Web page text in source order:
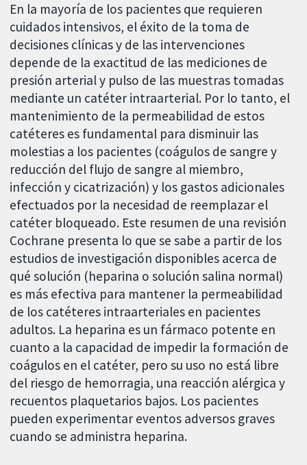
En la mayoría de los pacientes que requieren
cuidados intensivos, el éxito de la toma de
decisiones clínicas y de las intervenciones
depende de la exactitud de las mediciones de
presión arterial y pulso de las muestras tomadas
mediante un catéter intraarterial. Por lo tanto, el
mantenimiento de la permeabilidad de estos
catéteres es fundamental para disminuir las
molestias a los pacientes (coágulos de sangre y
reducción del flujo de sangre al miembro,
infección y cicatrización) y los gastos adicionales
efectuados por la necesidad de reemplazar el
catéter bloqueado. Este resumen de una revisión
Cochrane presenta lo que se sabe a partir de los
estudios de investigación disponibles acerca de
qué solución (heparina o solución salina normal)
es más efectiva para mantener la permeabilidad
de los catéteres intraarteriales en pacientes
adultos. La heparina es un fármaco potente en
cuanto a la capacidad de impedir la formación de
coágulos en el catéter, pero su uso no está libre
del riesgo de hemorragia, una reacción alérgica y
recuentos plaquetarios bajos. Los pacientes
pueden experimentar eventos adversos graves
cuando se administra heparina.